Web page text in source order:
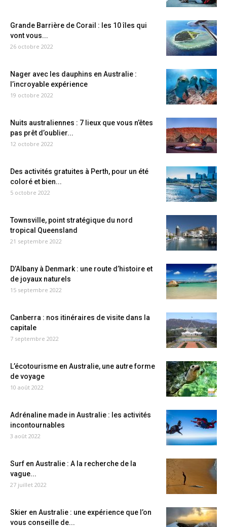
Grande Barrière de Corail : les 10 îles qui
vont vous...
26 octobre 2022
Nager avec les dauphins en Australie :
l’incroyable expérience
19 octobre 2022
Nuits australiennes : 7 lieux que vous n’êtes
pas prêt d’oublier...
12 octobre 2022
Des activités gratuites à Perth, pour un été
coloré et bien...
5 octobre 2022
Townsville, point stratégique du nord
tropical Queensland
21 septembre 2022
D’Albany à Denmark : une route d’histoire et
de joyaux naturels
15 septembre 2022
Canberra : nos itinéraires de visite dans la
capitale
7 septembre 2022
L’écotourisme en Australie, une autre forme
de voyage
10 août 2022
Adrénaline made in Australie : les activités
incontournables
3 août 2022
Surf en Australie : A la recherche de la
vague...
27 juillet 2022
Skier en Australie : une expérience que l’on
vous conseille de...